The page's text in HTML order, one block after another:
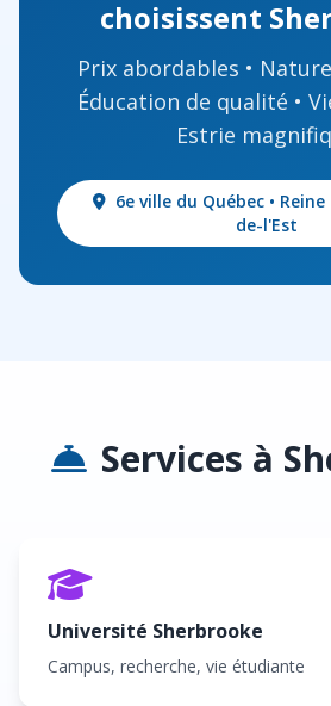
choisissent
Prix abordables •
Éducation de qualité •
Estrie
6e ville du Québec •
de-l'Est
Services à
Université Sherbrooke
Campus, recherche, vie étudiante